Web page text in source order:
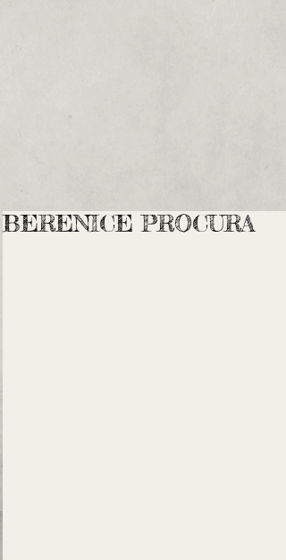
BERENICE PROCURA